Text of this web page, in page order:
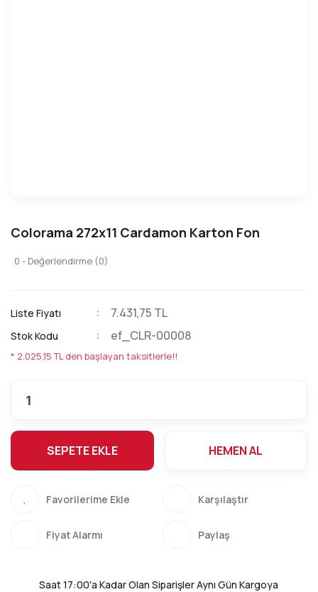
Colorama 272x11 Cardamon Karton Fon
0 - Değerlendirme (0)
Liste Fiyatı 7.431,75 TL
Stok Kodu ef_CLR-00008
* 2.025,15 TL den başlayan taksitlerle!!
SEPETE EKLE HEMEN AL
Karşılaştır
Fiyat Alarmı Paylaş
Saat 17:00'a Kadar Olan Siparişler Aynı Gün Kargoya